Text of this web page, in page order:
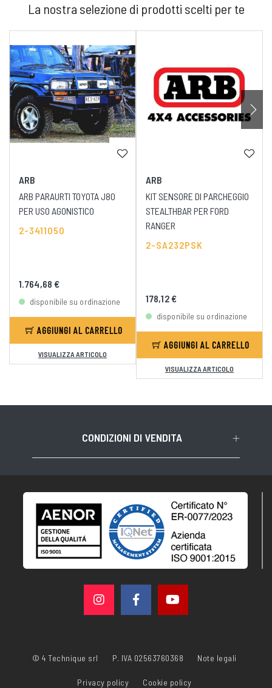
La nostra selezione di prodotti scelti per te
ARB
ARB PARAURTI TOYOTA J80
PER USO AGONISTICO
2-3411050
1.764,68 €
disponibile su ordinazione
AGGIUNGI AL CARRELLO
VISUALIZZA ARTICOLO
ARB
KIT SENSORE DI PARCHEGGIO
STEALTHBAR PER FORD
RANGER
2-SA232PSK
178,12 €
disponibile su ordinazione
AGGIUNGI AL CARRELLO
VISUALIZZA ARTICOLO
CONDIZIONI DI VENDITA
© 4 Technique srl P. IVA 02563760368 Note legali
Privacy policy Cookie policy